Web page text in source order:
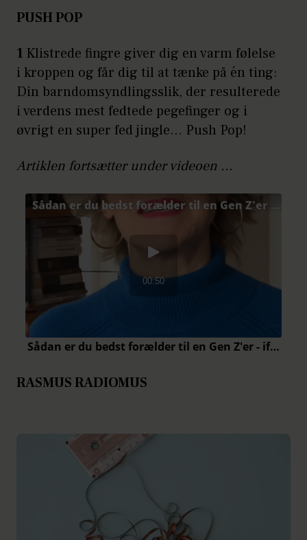
PUSH POP
1 Klistrede fingre giver dig en varm følelse
i kroppen og får dig til at tænke på én ting:
Din barndomsyndlingsslik, der resulterede
i verdens mest fedtede pegefinger og i
øvrigt en super fed jingle... Push Pop!
Artiklen fortsætter under videoen ...
RASMUS RADIOMUS